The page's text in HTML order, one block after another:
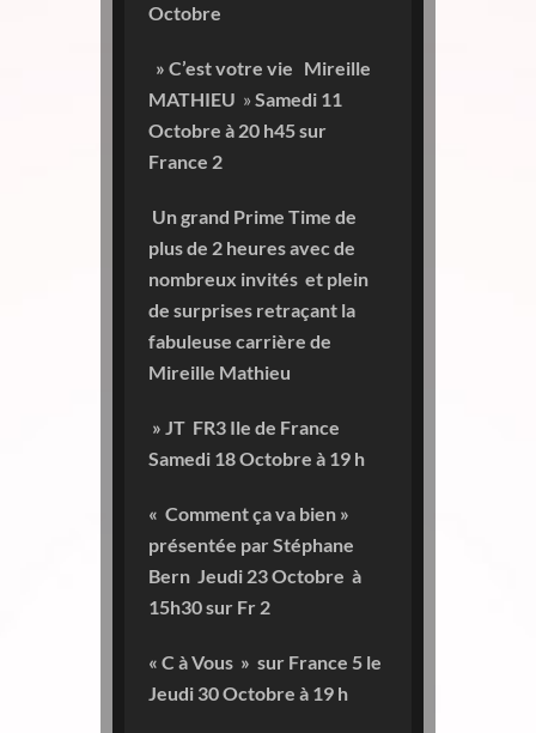
Octobre
» C’est votre vie Mireille
MATHIEU » Samedi 11
Octobre à 20 h45 sur
France 2
Un grand Prime Time de
plus de 2 heures avec de
nombreux invités et plein
de surprises retraçant la
fabuleuse carrière de
Mireille Mathieu
» JT FR3 Ile de France
Samedi 18 Octobre à 19 h
« Comment ça va bien »
présentée par Stéphane
Bern Jeudi 23 Octobre à
15h30 sur Fr 2
« C à Vous » sur France 5 le
Jeudi 30 Octobre à 19 h